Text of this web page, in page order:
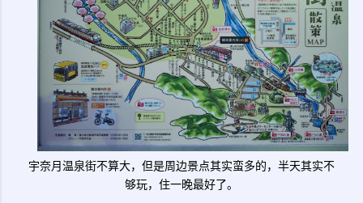
宇奈月温泉街不算大，但是周边景点其实蛮多的，半天其实不
够玩，住一晚最好了。